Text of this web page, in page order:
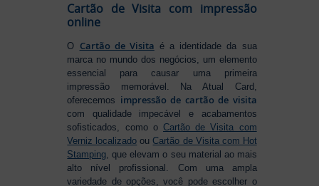
Cartão de Visita com impressão
online
O Cartão de Visita é a identidade da sua
marca no mundo dos negócios, um elemento
essencial para causar uma primeira
impressão memorável. Na Atual Card,
oferecemos impressão de cartão de visita
com qualidade impecável e acabamentos
sofisticados, como o Cartão de Visita com
Verniz localizado ouCartão de Visita com Hot
Stamping, que elevam o seu material ao mais
alto nível profissional. Com uma ampla
variedade de opções, você pode escolher o